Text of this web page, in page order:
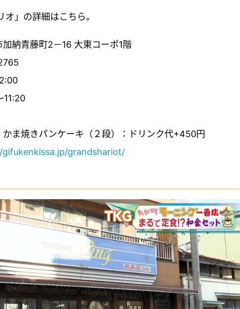
オ」の詳細はこちら。
加納青藤町2－16 大東コーポ1階
11:20
かま焼きパンケーキ（２段）：ドリンク代+450円
grandshariot/